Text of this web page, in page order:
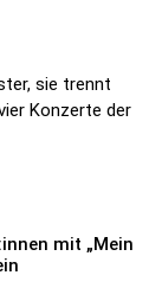
sie trennt
Konzerte der
mit „Mein